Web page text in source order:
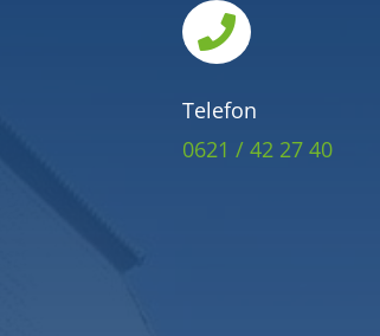

Telefon
0621 / 42 27 40